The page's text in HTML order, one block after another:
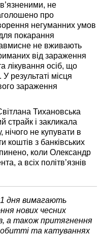
не
про
негуманних умов
покарання
не вживають
від зараження
лікування осіб, що
результаті місця
зараження
Тихановська
страйк і закликала
нічого не купувати в
коштів з банківських
коли Олександр
а всіх політв’язнів
дня вимагають
нових чесних
а також притягнення
та катуваннях